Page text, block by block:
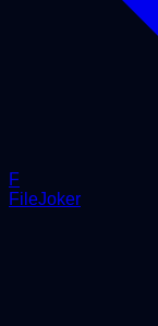
F
FileJoker